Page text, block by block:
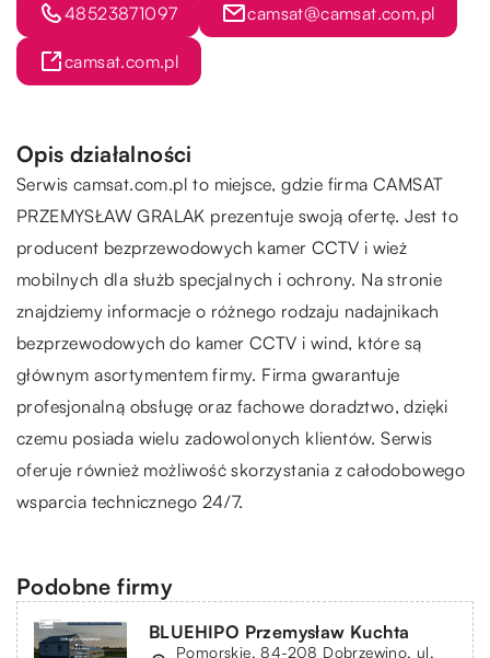
48523871097 camsat@camsat.com.pl
camsat.com.pl
Opis działalności
Serwis camsat.com.pl to miejsce, gdzie firma CAMSAT
PRZEMYSŁAW GRALAK prezentuje swoją ofertę. Jest to
producent bezprzewodowych kamer CCTV i wież
mobilnych dla służb specjalnych i ochrony. Na stronie
znajdziemy informacje o różnego rodzaju nadajnikach
bezprzewodowych do kamer CCTV i wind, które są
głównym asortymentem firmy. Firma gwarantuje
profesjonalną obsługę oraz fachowe doradztwo, dzięki
czemu posiada wielu zadowolonych klientów. Serwis
oferuje również możliwość skorzystania z całodobowego
wsparcia technicznego 24/7.
Podobne firmy
BLUEHIPO Przemysław Kuchta
Pomorskie, 84-208 Dobrzewino, ul.